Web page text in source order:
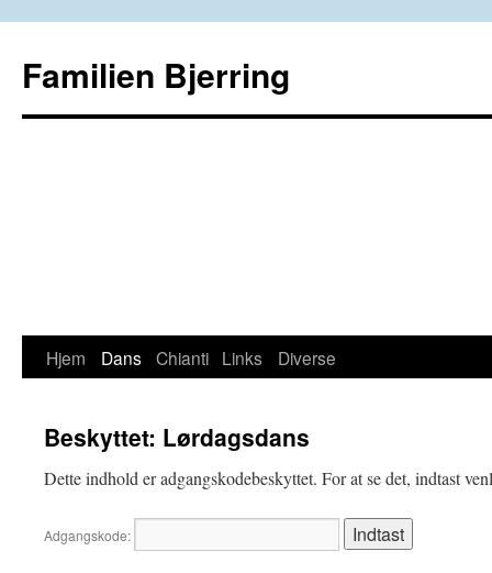
Familien Bjerring
Hop
indhold
Hjem Dans Chianti Links Diverse
Beskyttet: Lørdagsdans
Dette indhold er adgangskodebeskyttet. For at se det, indtast
Adgangskode: